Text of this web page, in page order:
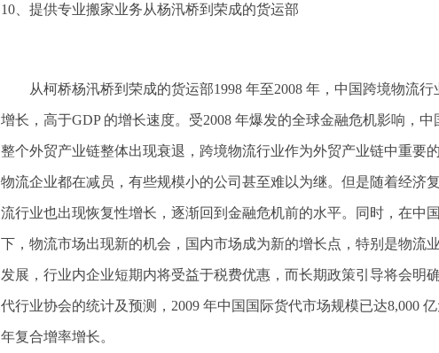
10、提供专业搬家业务从杨汛桥到荣成的货运部
从柯桥杨汛桥到荣成的货运部1998 年至2008 年，中国跨境物流
增长，高于GDP 的增长速度。受2008 年爆发的全球金融危机影响，
整个外贸产业链整体出现衰退，跨境物流行业作为外贸产业链中重要
物流企业都在减员，有些规模小的公司甚至难以为继。但是随着经济
流行业也出现恢复性增长，逐渐回到金融危机前的水平。同时，在中
下，物流市场出现新的机会，国内市场成为新的增长点，特别是物流
发展，行业内企业短期内将受益于税费优惠，而长期政策引导将会明
代行业协会的统计及预测，2009 年中国国际货代市场规模已达8,000
年复合增率增长。